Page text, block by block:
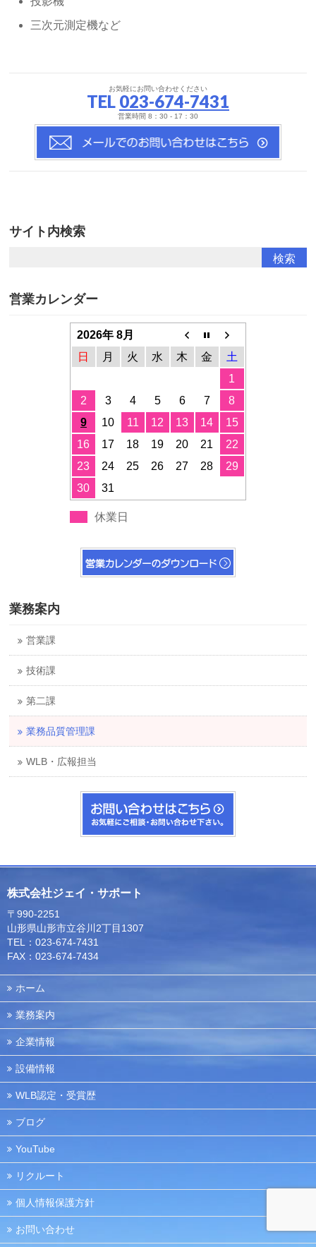
三次元測定機など
お気軽にお問い合わせください
TEL 023-674-7431
営業時間 8：30 - 17：30
サイト内検索
営業カレンダー
2026年 8月
日
月 火 水 木 金
土
1
2
3 4 5 6 7
8
9
10 11 12 13 14
15
16
17 18 19 20 21
22
23
24 25 26 27 28
29
30
31
休業日
業務案内
営業課
技術課
第二課
業務品質管理課
WLB・広報担当
株式会社ジェイ・サポート
〒990-2251
山形県山形市立谷川2丁目1307
TEL：023-674-7431
FAX：023-674-7434
ホーム
業務案内
企業情報
設備情報
WLB認定・受賞歴
ブログ
YouTube
リクルート
個人情報保護方針
お問い合わせ